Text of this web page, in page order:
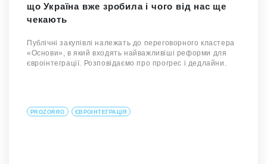
що Україна вже зробила і чого від нас ще
чекають
Публічні закупівлі належать до переговорного кластера
«Основи», в який входять найважливіші реформи для
євроінтеграції. Розповідаємо про прогрес і дедлайни.
PROZORRO ЄВРОІНТЕГРАЦІЯ